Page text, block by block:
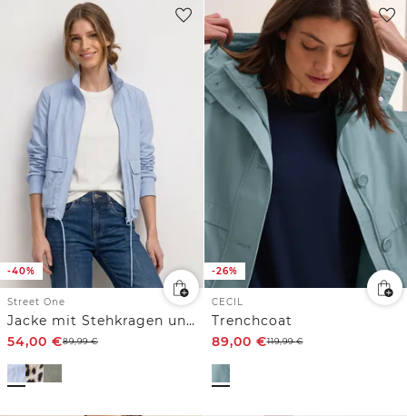
-40%
Street One
Jacke mit Stehkragen und Zipper
54,00 €89,99€
-26%
CECIL
Trenchcoat
89,00 €119,99€